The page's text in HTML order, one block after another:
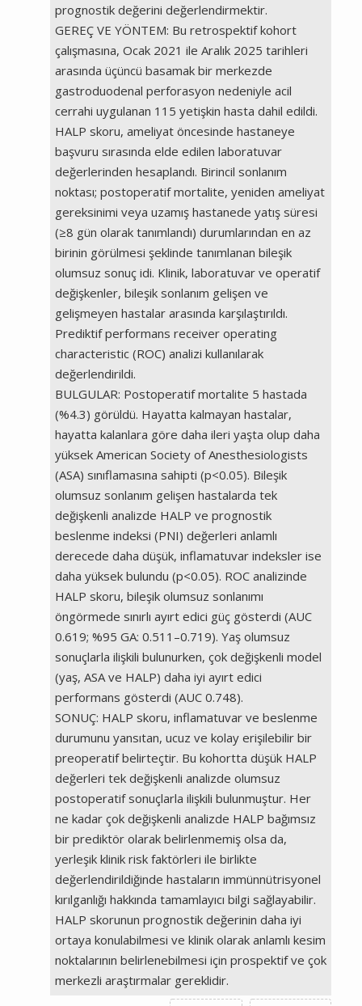
prognostik değerini değerlendirmektir.
GEREÇ VE YÖNTEM: Bu retrospektif kohort
çalışmasına, Ocak 2021 ile Aralık 2025 tarihleri
arasında üçüncü basamak bir merkezde
gastroduodenal perforasyon nedeniyle acil
cerrahi uygulanan 115 yetişkin hasta dahil edildi.
HALP skoru, ameliyat öncesinde hastaneye
başvuru sırasında elde edilen laboratuvar
değerlerinden hesaplandı. Birincil sonlanım
noktası; postoperatif mortalite, yeniden ameliyat
gereksinimi veya uzamış hastanede yatış süresi
(≥8 gün olarak tanımlandı) durumlarından en az
birinin görülmesi şeklinde tanımlanan bileşik
olumsuz sonuç idi. Klinik, laboratuvar ve operatif
değişkenler, bileşik sonlanım gelişen ve
gelişmeyen hastalar arasında karşılaştırıldı.
Prediktif performans receiver operating
characteristic (ROC) analizi kullanılarak
değerlendirildi.
BULGULAR: Postoperatif mortalite 5 hastada
(%4.3) görüldü. Hayatta kalmayan hastalar,
hayatta kalanlara göre daha ileri yaşta olup daha
yüksek American Society of Anesthesiologists
(ASA) sınıflamasına sahipti (p<0.05). Bileşik
olumsuz sonlanım gelişen hastalarda tek
değişkenli analizde HALP ve prognostik
beslenme indeksi (PNI) değerleri anlamlı
derecede daha düşük, inflamatuvar indeksler ise
daha yüksek bulundu (p<0.05). ROC analizinde
HALP skoru, bileşik olumsuz sonlanımı
öngörmede sınırlı ayırt edici güç gösterdi (AUC
0.619; %95 GA: 0.511–0.719). Yaş olumsuz
sonuçlarla ilişkili bulunurken, çok değişkenli model
(yaş, ASA ve HALP) daha iyi ayırt edici
performans gösterdi (AUC 0.748).
SONUÇ: HALP skoru, inflamatuvar ve beslenme
durumunu yansıtan, ucuz ve kolay erişilebilir bir
preoperatif belirteçtir. Bu kohortta düşük HALP
değerleri tek değişkenli analizde olumsuz
postoperatif sonuçlarla ilişkili bulunmuştur. Her
ne kadar çok değişkenli analizde HALP bağımsız
bir prediktör olarak belirlenmemiş olsa da,
yerleşik klinik risk faktörleri ile birlikte
değerlendirildiğinde hastaların immünnütrisyonel
kırılganlığı hakkında tamamlayıcı bilgi sağlayabilir.
HALP skorunun prognostik değerinin daha iyi
ortaya konulabilmesi ve klinik olarak anlamlı kesim
noktalarının belirlenebilmesi için prospektif ve çok
merkezli araştırmalar gereklidir.